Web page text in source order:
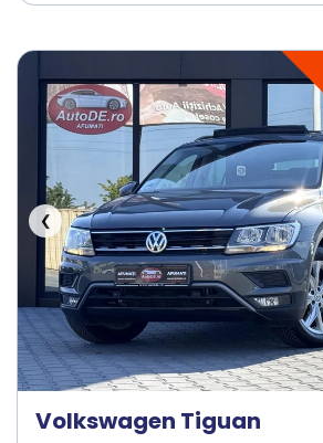
❮
Volkswagen Tiguan